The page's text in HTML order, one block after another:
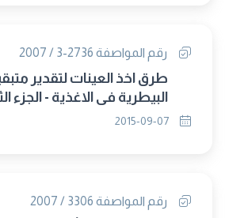
رقم المواصفة 2736-3 / 2007
طرق اخذ العينات لتقدير
البيطرية في
النحل (حل محلها 2736/2015)
رقم المواصفة 3306 / 2007